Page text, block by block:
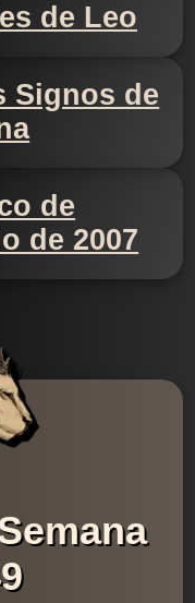
de Leo
Signos de
de
de 2007